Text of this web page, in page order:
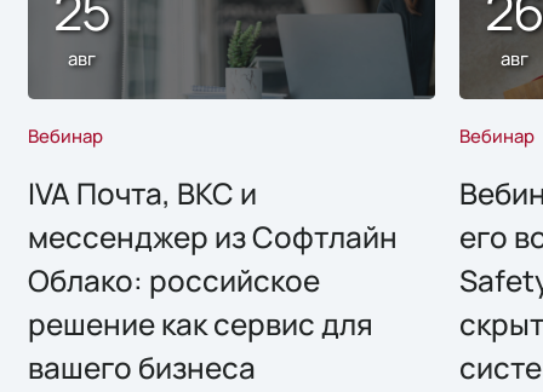
авг
Вебинар
IVA Почта, ВКС и
мессенджер из Софтлайн
Облако: российское
решение как сервис для
вашего бизнеса
авг
Вебинар
его